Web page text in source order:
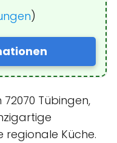
)
Tübingen,
regionale Küche.